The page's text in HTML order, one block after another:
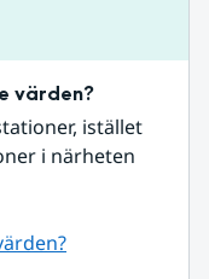
värden?
istället
i närheten